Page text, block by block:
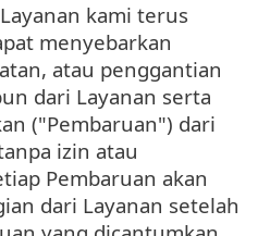
kami terus
menyebarkan
atau penggantian
dari Layanan serta
("Pembaruan") dari
izin atau
Pembaruan akan
dari Layanan setelah